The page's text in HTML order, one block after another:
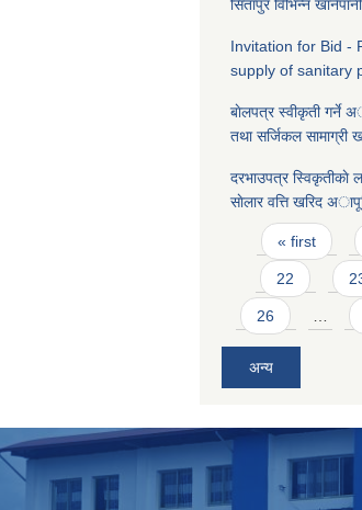
सितापुर विभिन्न
Invitation for Bid -
supply of sanitary
बाेलपत्र स्वीकृती
तथा सर्जिकल सामाग्री
दरभाउपत्र
साेलार वत्ति खरिद
Pages
« first
22
26
अन्य